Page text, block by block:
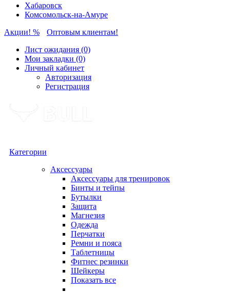
Хабаровск
Комсомольск-на-Амуре
Акции! %
Оптовым клиентам!
Лист ожидания (0)
Мои закладки (0)
Личный кабинет
Авторизация
Регистрация
Категории
Аксессуары
Аксессуары для тренировок
Бинты и тейпы
Бутылки
Защита
Магнезия
Одежда
Перчатки
Ремни и пояса
Таблетницы
Фитнес резинки
Шейкеры
Показать все